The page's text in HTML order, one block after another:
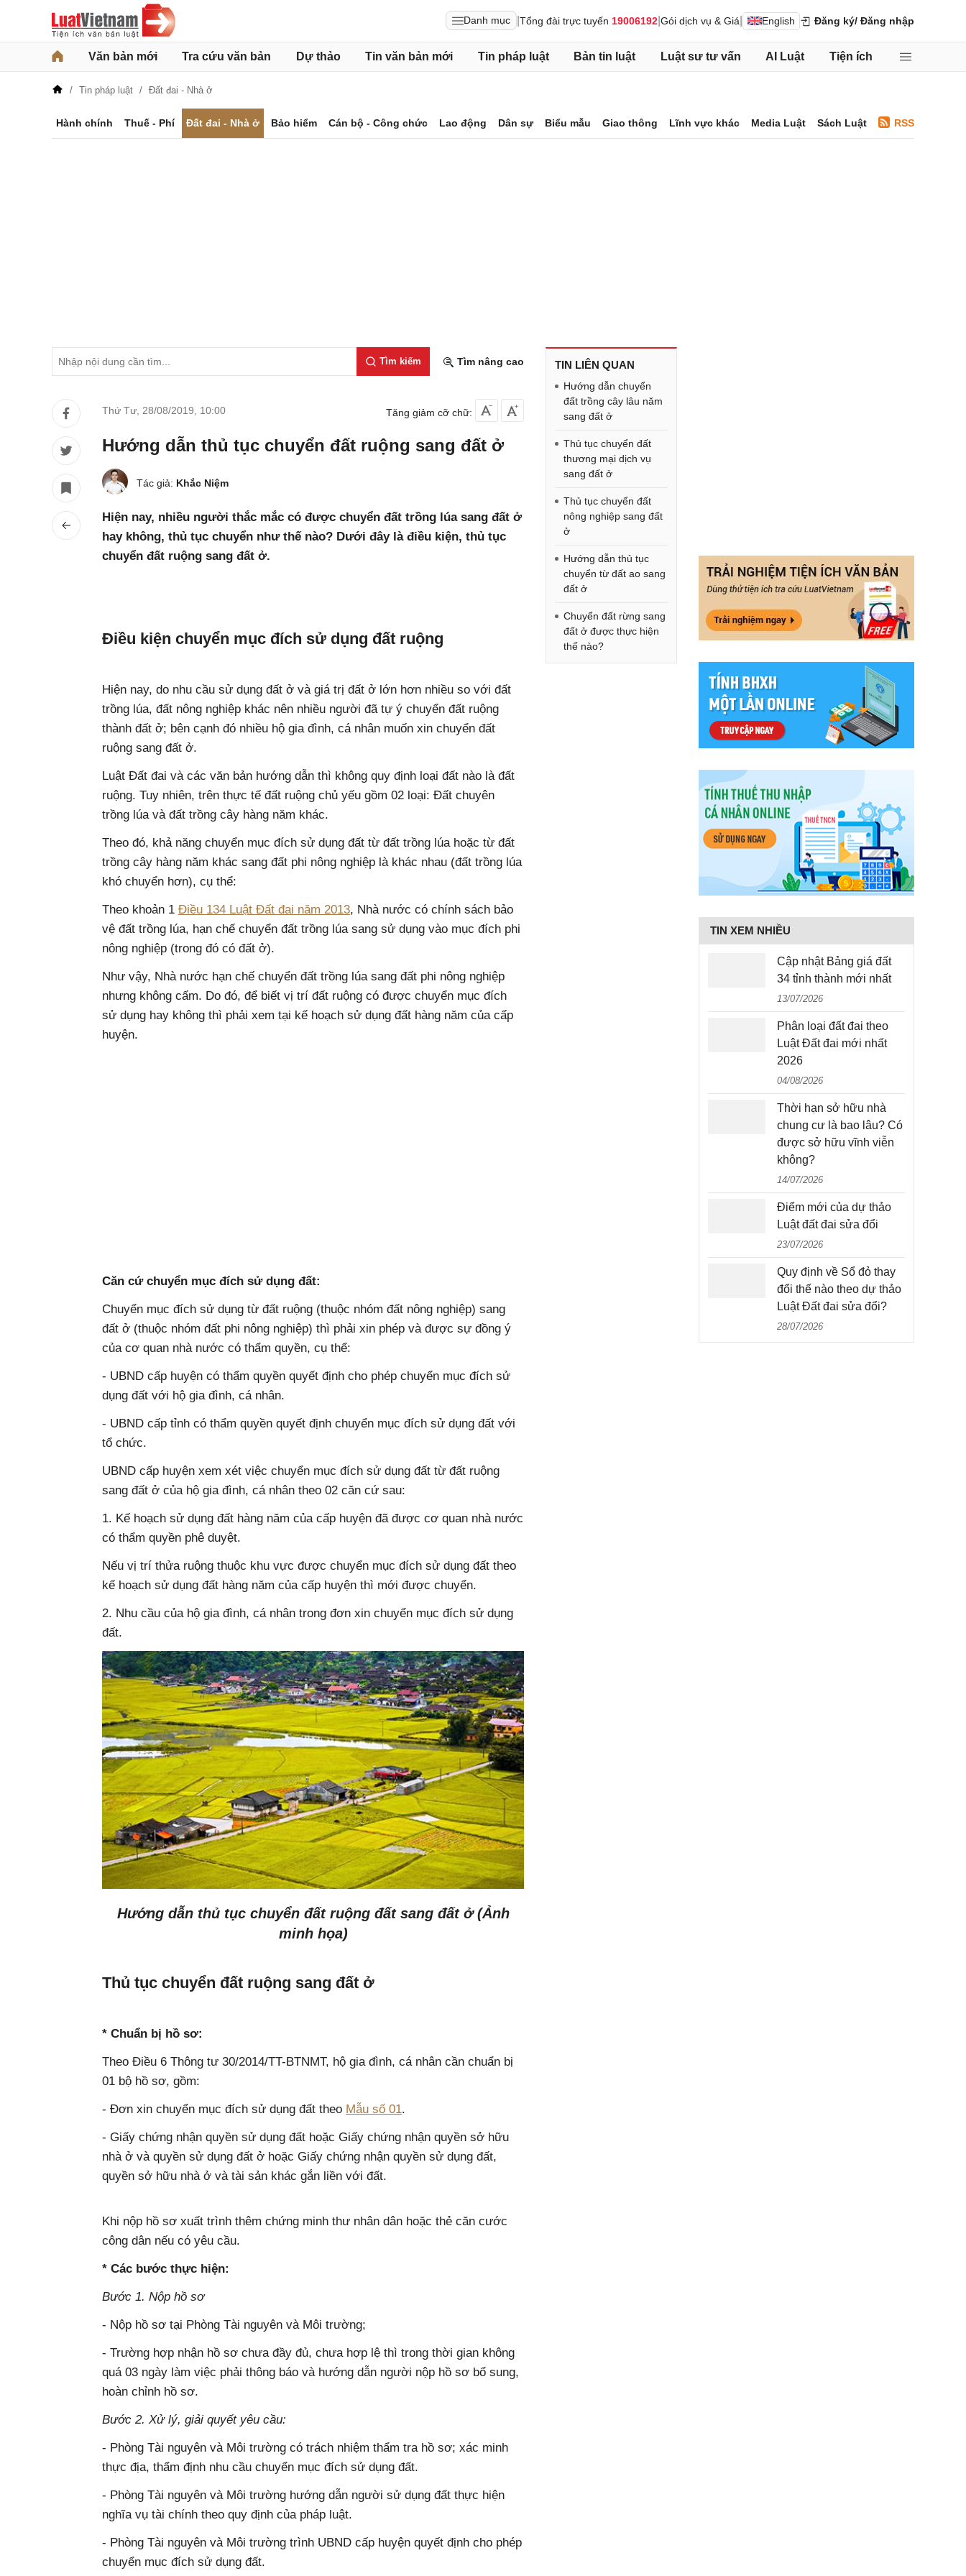
Danh mục Tổng đài trực tuyến 19006192 Gói dịch vụ & Giá English Đăng ký/ Đăng nhập
Văn bản mới Tra cứu văn bản Dự thảo Tin văn bản mới Tin pháp luật Bản tin luật Luật sư tư vấn AI Luật Tiện ích
Tin pháp luật Đất đai - Nhà ở
Hành chính Thuế - Phí Đất đai - Nhà ở Bảo hiểm Cán bộ - Công chức Lao động Dân sự Biểu mẫu Giao thông Lĩnh vực khác Media Luật Sách Luật RSS
Tìm kiếm Tìm nâng cao
Thứ Tư, 28/08/2019 10:00 Tăng giảm cỡ chữ:
Hướng dẫn thủ tục chuyển đất ruộng sang đất ở
Tác giả: Khắc Niệm
Hiện nay, nhiều người thắc mắc có được chuyển đất trồng lúa sang đất ở
hay không, thủ tục chuyển như thế nào? Dưới đây là điều kiện, thủ tục
chuyển đất ruộng sang đất ở.
Điều kiện chuyển mục đích sử dụng đất ruộng
Hiện nay, do nhu cầu sử dụng đất ở và giá trị đất ở lớn hơn nhiều so với đất
trồng lúa, đất nông nghiệp khác nên nhiều người đã tự ý chuyển đất ruộng
thành đất ở; bên cạnh đó nhiều hộ gia đình, cá nhân muốn xin chuyển đất
ruộng sang đất ở.
Luật Đất đai và các văn bản hướng dẫn thì không quy định loại đất nào là đất
ruộng. Tuy nhiên, trên thực tế đất ruộng chủ yếu gồm 02 loại: Đất chuyên
trồng lúa và đất trồng cây hàng năm khác.
Theo đó, khả năng chuyển mục đích sử dụng đất từ đất trồng lúa hoặc từ đất
trồng cây hàng năm khác sang đất phi nông nghiệp là khác nhau (đất trồng lúa
khó chuyển hơn), cụ thể:
Theo khoản 1 Điều 134 Luật Đất đai năm 2013, Nhà nước có chính sách bảo
vệ đất trồng lúa, hạn chế chuyển đất trồng lúa sang sử dụng vào mục đích phi
nông nghiệp (trong đó có đất ở).
Như vậy, Nhà nước hạn chế chuyển đất trồng lúa sang đất phi nông nghiệp
nhưng không cấm. Do đó, để biết vị trí đất ruộng có được chuyển mục đích
sử dụng hay không thì phải xem tại kế hoạch sử dụng đất hàng năm của cấp
huyện.
Căn cứ chuyển mục đích sử dụng đất:
Chuyển mục đích sử dụng từ đất ruộng (thuộc nhóm đất nông nghiệp) sang
đất ở (thuộc nhóm đất phi nông nghiệp) thì phải xin phép và được sự đồng ý
của cơ quan nhà nước có thẩm quyền, cụ thể:
- UBND cấp huyện có thẩm quyền quyết định cho phép chuyển mục đích sử
dụng đất với hộ gia đình, cá nhân.
- UBND cấp tỉnh có thẩm quyền quyết định chuyển mục đích sử dụng đất với
tổ chức.
UBND cấp huyện xem xét việc chuyển mục đích sử dụng đất từ đất ruộng
sang đất ở của hộ gia đình, cá nhân theo 02 căn cứ sau:
1. Kế hoạch sử dụng đất hàng năm của cấp huyện đã được cơ quan nhà nước
có thẩm quyền phê duyệt.
Nếu vị trí thửa ruộng thuộc khu vực được chuyển mục đích sử dụng đất theo
kế hoạch sử dụng đất hàng năm của cấp huyện thì mới được chuyển.
2. Nhu cầu của hộ gia đình, cá nhân trong đơn xin chuyển mục đích sử dụng
đất.
Hướng dẫn thủ tục chuyển đất ruộng đất sang đất ở (Ảnh
minh họa)
Thủ tục chuyển đất ruộng sang đất ở
* Chuẩn bị hồ sơ:
Theo Điều 6 Thông tư 30/2014/TT-BTNMT, hộ gia đình, cá nhân cần chuẩn bị
01 bộ hồ sơ, gồm:
- Đơn xin chuyển mục đích sử dụng đất theo Mẫu số 01.
- Giấy chứng nhận quyền sử dụng đất hoặc Giấy chứng nhận quyền sở hữu
nhà ở và quyền sử dụng đất ở hoặc Giấy chứng nhận quyền sử dụng đất,
quyền sở hữu nhà ở và tài sản khác gắn liền với đất.
Khi nộp hồ sơ xuất trình thêm chứng minh thư nhân dân hoặc thẻ căn cước
công dân nếu có yêu cầu.
* Các bước thực hiện:
Bước 1. Nộp hồ sơ
- Nộp hồ sơ tại Phòng Tài nguyên và Môi trường;
- Trường hợp nhận hồ sơ chưa đầy đủ, chưa hợp lệ thì trong thời gian không
quá 03 ngày làm việc phải thông báo và hướng dẫn người nộp hồ sơ bổ sung,
hoàn chỉnh hồ sơ.
Bước 2. Xử lý, giải quyết yêu cầu:
- Phòng Tài nguyên và Môi trường có trách nhiệm thẩm tra hồ sơ; xác minh
thực địa, thẩm định nhu cầu chuyển mục đích sử dụng đất.
- Phòng Tài nguyên và Môi trường hướng dẫn người sử dụng đất thực hiện
nghĩa vụ tài chính theo quy định của pháp luật.
- Phòng Tài nguyên và Môi trường trình UBND cấp huyện quyết định cho phép
chuyển mục đích sử dụng đất.
TIN LIÊN QUAN
Hướng dẫn chuyển
đất trồng cây lâu năm
sang đất ở
Thủ tục chuyển đất
thương mại dịch vụ
sang đất ở
Thủ tục chuyển đất
nông nghiệp sang đất
ở
Hướng dẫn thủ tục
chuyển từ đất ao sang
đất ở
Chuyển đất rừng sang
đất ở được thực hiện
thế nào?
TIN XEM NHIỀU
Cập nhật Bảng giá đất
34 tỉnh thành mới nhất
13/07/2026
Phân loại đất đai theo
Luật Đất đai mới nhất
2026
04/08/2026
Thời hạn sở hữu nhà
chung cư là bao lâu? Có
được sở hữu vĩnh viễn
không?
14/07/2026
Điểm mới của dự thảo
Luật đất đai sửa đổi
23/07/2026
Quy định về Sổ đỏ thay
đổi thế nào theo dự thảo
Luật Đất đai sửa đổi?
28/07/2026